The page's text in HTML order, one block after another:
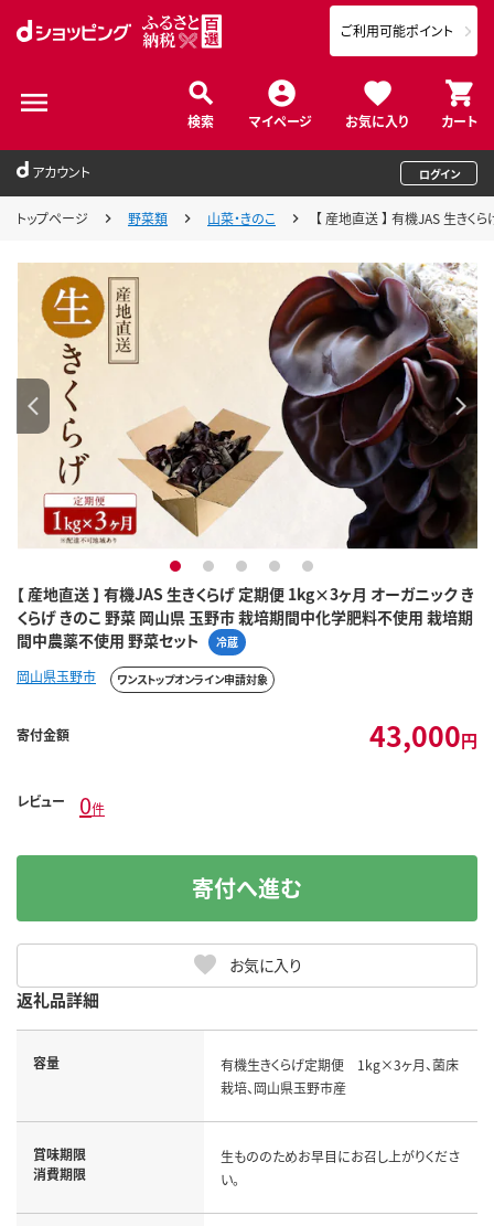
検索 マイページ お気に入り カート
ご利用可能ポイント
アカウント ログイン
トップページ 野菜類 山菜・きのこ 【 産地直送 】 有機JAS 生き
【 産地直送 】 有機JAS 生きくらげ 定期便 1kg×3ヶ月 オーガニック き
くらげ きのこ 野菜 岡山県 玉野市 栽培期間中化学肥料不使用 栽培期
間中農薬不使用 野菜セット
冷蔵
1 2 3 4 5
岡山県玉野市 ワンストップオンライン申請対象
寄付金額 43,000円
レビュー 0件
お気に入り
寄付へ進む
返礼品詳細
容量
有機生きくらげ定期便 1kg×3ヶ月、菌床
栽培、岡山県玉野市産
賞味期限
消費期限
生もののためお早目にお召し上がりくださ
い。